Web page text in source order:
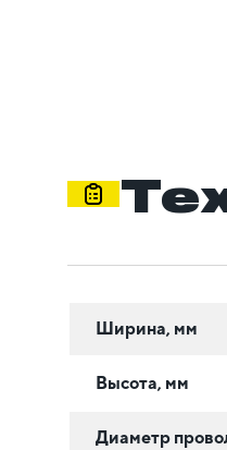
Ширина, мм
Высота, мм
Диаметр